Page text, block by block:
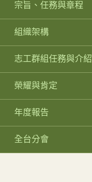
宗旨、任務與章程
組織架構
志工群組任務與介紹
榮耀與肯定
年度報告
全台分會